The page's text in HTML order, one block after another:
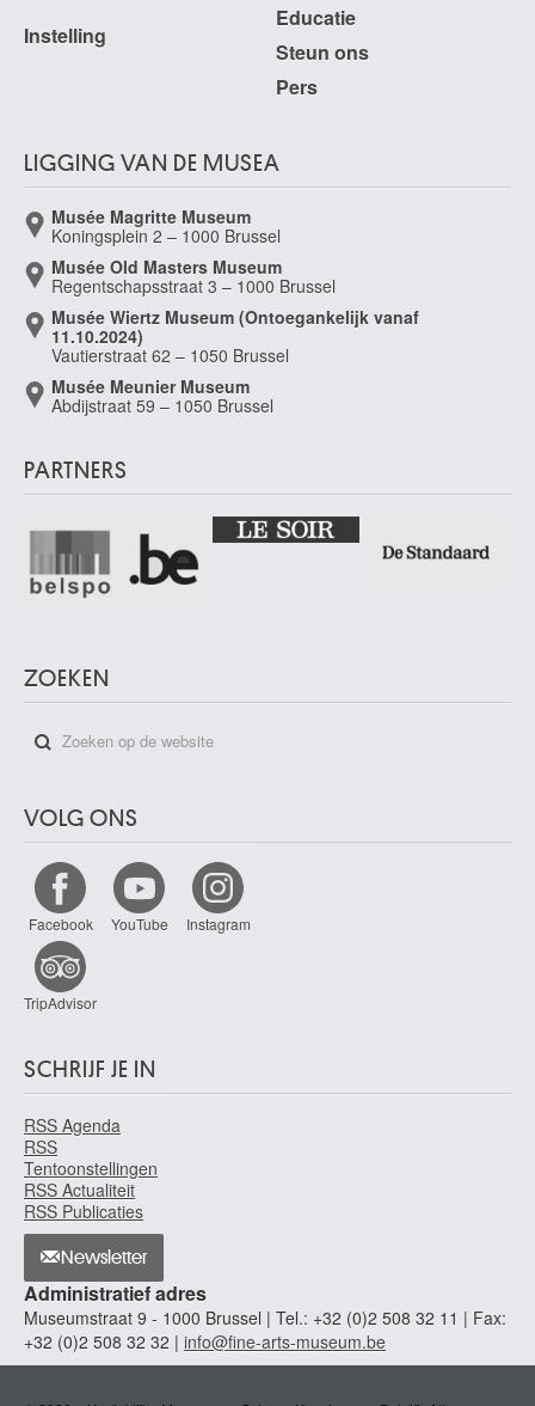
Instelling
Educatie
Steun ons
Pers
LIGGING VAN DE MUSEA
Musée Magritte Museum
Koningsplein 2 – 1000 Brussel
Musée Old Masters Museum
Regentschapsstraat 3 – 1000 Brussel
Musée Wiertz Museum (Ontoegankelijk vanaf
11.10.2024)
Vautierstraat 62 – 1050 Brussel
Musée Meunier Museum
Abdijstraat 59 – 1050 Brussel
PARTNERS
ZOEKEN
VOLG ONS
Facebook YouTube Instagram
TripAdvisor
SCHRIJF JE IN
RSS Agenda
RSS
Tentoonstellingen
RSS Actualiteit
RSS Publicaties
Newsletter
Administratief adres
Museumstraat 9 - 1000 Brussel | Tel.: +32 (0)2 508 32 11 | Fax:
+32 (0)2 508 32 32 | info@fine-arts-museum.be